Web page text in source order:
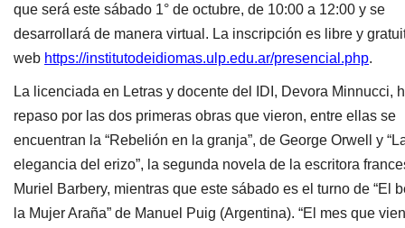
que será este sábado 1° de octubre, de 10:00 a 12:00 y se
desarrollará de manera virtual. La inscripción es libre y
web https://institutodeidiomas.ulp.edu.ar/presencial.php.
La licenciada en Letras y docente del IDI, Devora Minnucci,
repaso por las dos primeras obras que vieron, entre ellas se
encuentran la “Rebelión en la granja”, de George Orwell y
elegancia del erizo”, la segunda novela de la escritora
Muriel Barbery, mientras que este sábado es el turno de “El
la Mujer Araña” de Manuel Puig (Argentina). “El mes que